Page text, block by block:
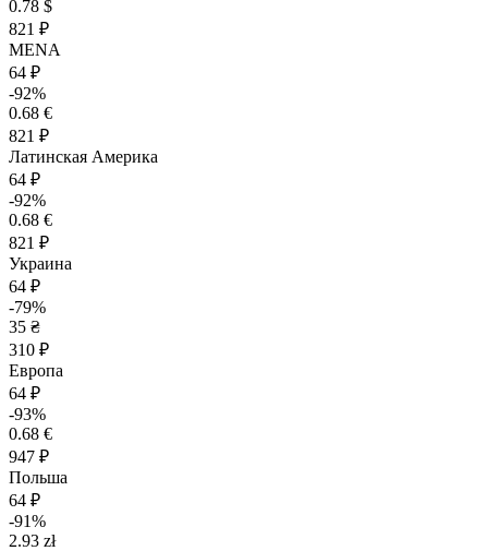
0.78 $
821 ₽
MENA
64 ₽
-92%
0.68 €
821 ₽
Латинская Америка
64 ₽
-92%
0.68 €
821 ₽
Украина
64 ₽
-79%
35 ₴
310 ₽
Европа
64 ₽
-93%
0.68 €
947 ₽
Польша
64 ₽
-91%
2.93 zł